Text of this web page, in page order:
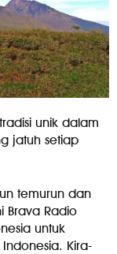
unik dalam
jatuh setiap
temurun dan
Brava Radio
untuk
Kira-